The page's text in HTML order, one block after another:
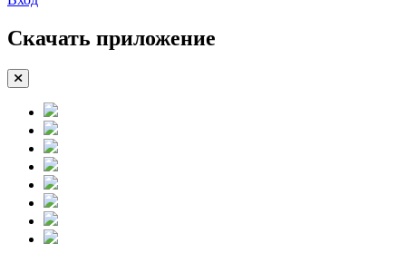
Скачать приложение